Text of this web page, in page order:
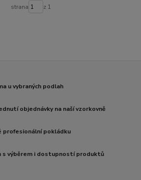
strana z 1
u vybraných podlah
objednávky na naší vzorkovně
profesionální pokládku
s výběrem i dostupností produktů